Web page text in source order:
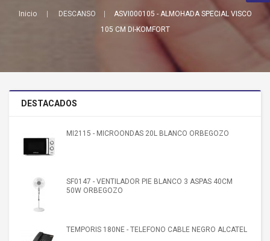
Inicio DESCANSO
ASVI000105 - ALMOHADA SPECIAL VISCO
105 CM DI-KOMFORT
DESTACADOS
MI2115 - MICROONDAS 20L BLANCO ORBEGOZO
SF0147 - VENTILADOR PIE BLANCO 3 ASPAS 40CM
50W ORBEGOZO
TEMPORIS 180NE - TELEFONO CABLE NEGRO ALCATEL